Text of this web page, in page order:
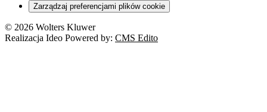
Zarządzaj preferencjami plików cookie
© 2026 Wolters Kluwer
Realizacja Ideo Powered by: CMS Edito